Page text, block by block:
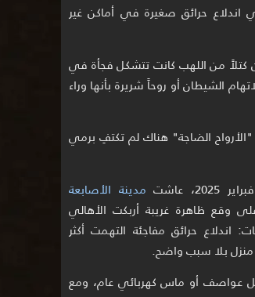
اندلاع حرائق صغيرة في أماكن غير
إيستر كوكس أن كتلاً من اللهب كانت تتشكل فجأة في
الشيطان أو روحاً شريرة بأنها وراء
سجلت السجلات أن "الأرواح الضاجة" هناك لم تكتفِ برمي
عاشت
مدينة الأصابعة
وقع ظاهرة غريبة أربكت الأهالي
اندلاع حرائق مفاجئة التهمت أكثر
بلا سبب واضح.
عواصف أو ماس كهربائي عام، ومع